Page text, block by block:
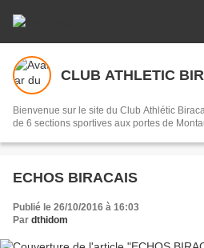
CLUB ATHLETIC
Bienvenue sur le site du Club Athlétic
de 6 sections sportives aux portes de
ECHOS BIRACAIS
Publié le 26/10/2016 à 16:03
Par dthidom